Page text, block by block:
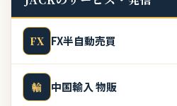
FX FX半自動売買
輸 中国輸入 物販